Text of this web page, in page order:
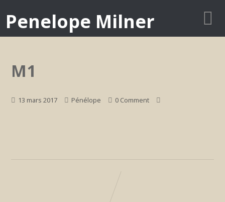
Penelope Milner
M1
13 mars 2017 Pénélope 0 Comment